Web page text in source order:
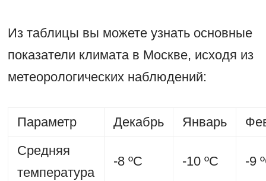
Из таблицы вы можете узнать основные
показатели климата в Москве, исходя из
метеорологических наблюдений:
Параметр Декабрь Январь
Средняя
температура
-8 ºС -10 ºС -9